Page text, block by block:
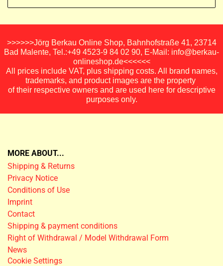
>>>>>>Jörg Berkau Online Shop, Bahnhofstraße 41, 23714
Bad Malente, Tel.:+49 4523-9 84 02 90, E-Mail: info@berkau-
onlineshop.de<<<<<<
All prices include VAT, plus shipping costs. All brand names,
trademarks, and product images are the property
of their respective owners and are used here for descriptive
purposes only.
MORE ABOUT...
Shipping & Returns
Privacy Notice
Conditions of Use
Imprint
Contact
Shipping & payment conditions
Right of Withdrawal / Model Withdrawal Form
News
Cookie Settings